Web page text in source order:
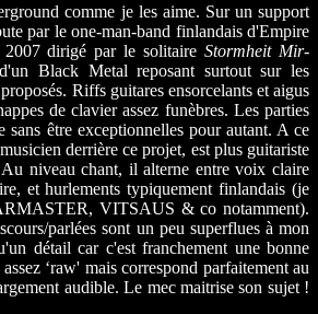
comme je les aime. Sur un support
par le one-man-band finlandais d'Empire
2007 dirigé par le solitaireStormheit Mir-
Black Metal reposant surtout sur les
Riffs guitares ensorcelants et aigus
de clavier assez funèbres. Les parties
sans être exceptionnelles pour autant. A ce
derrière ce projet, est plus guitariste
niveau chant, il alterne entre voix claire
et hurlements typiquement finlandais (je
VITSAUS & co notamment).
parlées sont un peu superflues à mon
détail car c'est franchement une bonne
‘raw' mais correspond parfaitement au
audible. Le mec maitrise son sujet !